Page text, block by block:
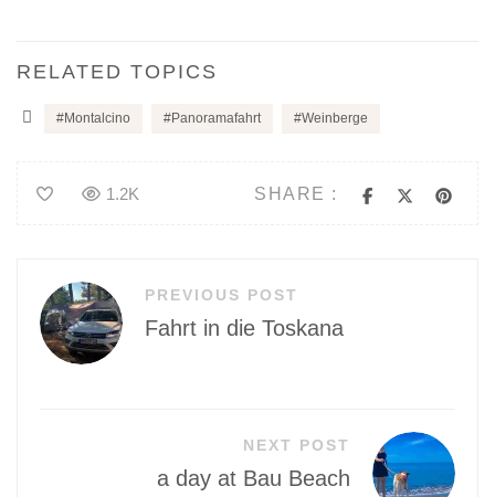
RELATED TOPICS
Montalcino Panoramafahrt Weinberge
SHARE :
1.2K
Beitragsnavigation
PREVIOUS POST
Fahrt in die Toskana
NEXT POST
a day at Bau Beach